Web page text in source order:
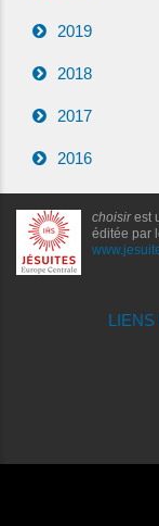
2019
2018
2017
2016
choisirest
éditée par
LIENS